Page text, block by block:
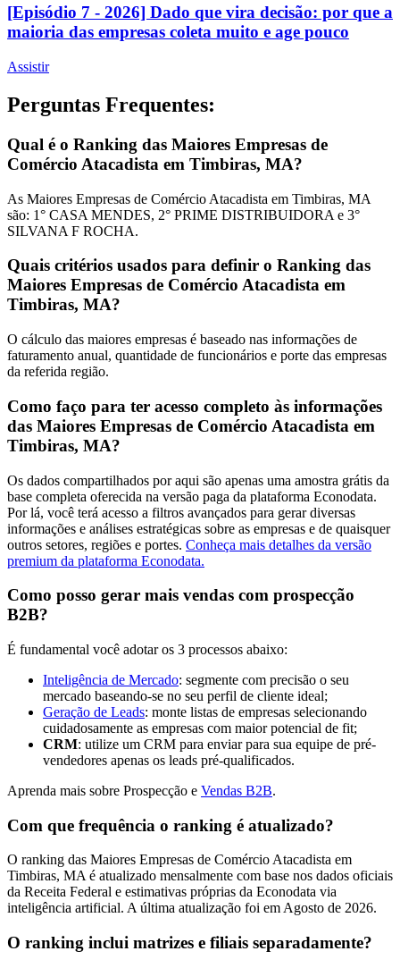
[Episódio 7 - 2026] Dado que vira decisão: por que a
maioria das empresas coleta muito e age pouco
Assistir
Perguntas Frequentes:
Qual é o Ranking das Maiores Empresas de
Comércio Atacadista em Timbiras, MA?
As Maiores Empresas de Comércio Atacadista em Timbiras, MA
são: 1° CASA MENDES, 2° PRIME DISTRIBUIDORA e 3°
SILVANA F ROCHA.
Quais critérios usados para definir o Ranking das
Maiores Empresas de Comércio Atacadista em
Timbiras, MA?
O cálculo das maiores empresas é baseado nas informações de
faturamento anual, quantidade de funcionários e porte das empresas
da referida região.
Como faço para ter acesso completo às informações
das Maiores Empresas de Comércio Atacadista em
Timbiras, MA?
Os dados compartilhados por aqui são apenas uma amostra grátis da
base completa oferecida na versão paga da plataforma Econodata.
Por lá, você terá acesso a filtros avançados para gerar diversas
informações e análises estratégicas sobre as empresas e de quaisquer
outros setores, regiões e portes. Conheça mais detalhes da versão
premium da plataforma Econodata.
Como posso gerar mais vendas com prospecção
B2B?
É fundamental você adotar os 3 processos abaixo:
Inteligência de Mercado: segmente com precisão o seu
mercado baseando-se no seu perfil de cliente ideal;
Geração de Leads: monte listas de empresas selecionando
cuidadosamente as empresas com maior potencial de fit;
CRM: utilize um CRM para enviar para sua equipe de pré-
vendedores apenas os leads pré-qualificados.
Aprenda mais sobre Prospecção e Vendas B2B.
Com que frequência o ranking é atualizado?
O ranking das Maiores Empresas de Comércio Atacadista em
Timbiras, MA é atualizado mensalmente com base nos dados oficiais
da Receita Federal e estimativas próprias da Econodata via
inteligência artificial. A última atualização foi em Agosto de 2026.
O ranking inclui matrizes e filiais separadamente?